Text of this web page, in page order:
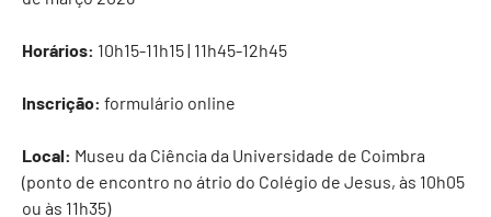
Horários: 10h15-11h15 | 11h45-12h45
Inscrição: formulário online
Local: Museu da Ciência da Universidade de Coimbra
(ponto de encontro no átrio do Colégio de Jesus, às 10h05
ou às 11h35)